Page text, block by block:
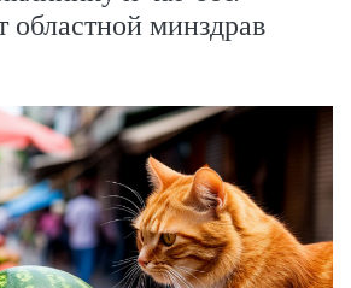
областной минздрав